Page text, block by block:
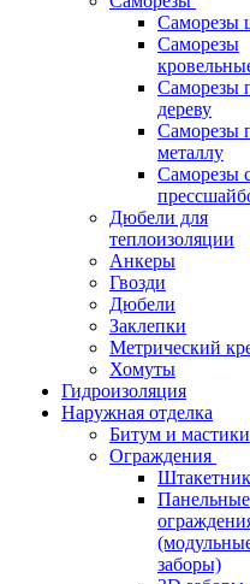
Саморезы
Саморезы
Саморезы
дереву
Саморезы
металлу
Саморезы
Дюбели для
теплоизоляции
Анкеры
Гвозди
Дюбели
Заклепки
Метрический
Хомуты
Гидроизоляция
Наружная отделка
Битум и мастики
Ограждения
Штакетник
Панельные
заборы)